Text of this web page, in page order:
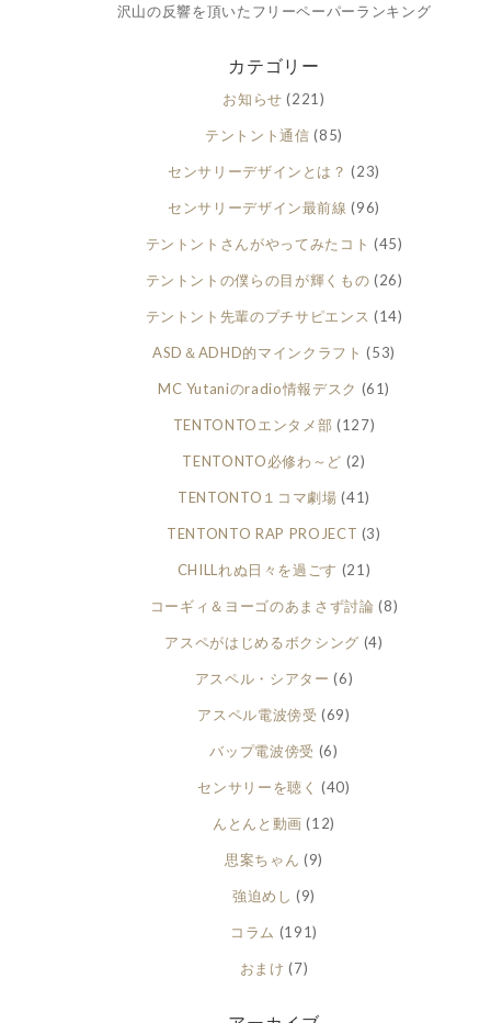
沢山の反響を頂いたフリーペーパーランキング
カテゴリー
お知らせ (221)
テントント通信 (85)
センサリーデザインとは？ (23)
センサリーデザイン最前線 (96)
テントントさんがやってみたコト (45)
テントントの僕らの目が輝くもの (26)
テントント先輩のプチサピエンス (14)
ASD＆ADHD的マインクラフト (53)
MC Yutaniのradio情報デスク (61)
TENTONTOエンタメ部 (127)
TENTONTO必修わ～ど (2)
TENTONTO１コマ劇場 (41)
TENTONTO RAP PROJECT (3)
CHILLれぬ日々を過ごす (21)
コーギィ＆ヨーゴのあまさず討論 (8)
アスペがはじめるボクシング (4)
アスペル・シアター (6)
アスペル電波傍受 (69)
バップ電波傍受 (6)
センサリーを聴く (40)
んとんと動画 (12)
思案ちゃん (9)
強迫めし (9)
コラム (191)
おまけ (7)